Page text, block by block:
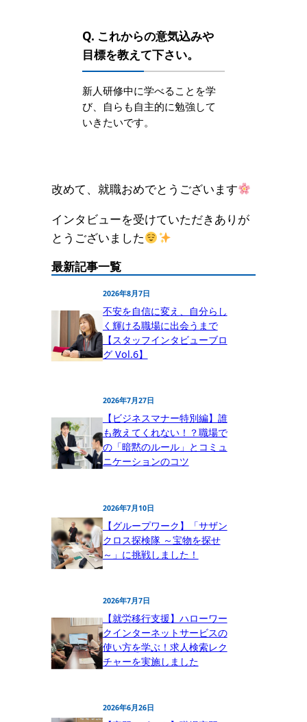
Q. これからの意気込みや
目標を教えて下さい。
新人研修中に学べることを学
び、自らも自主的に勉強して
いきたいです。
改めて、就職おめでとうございます
インタビューを受けていただきありが
とうございました
最新記事一覧
2026年8月7日
不安を自信に変え、自分らし
く輝ける職場に出会うまで
【スタッフインタビューブロ
グ Vol.6】
2026年7月27日
【ビジネスマナー特別編】誰
も教えてくれない！？職場で
の「暗黙のルール」とコミュ
ニケーションのコツ
2026年7月10日
【グループワーク】「サザン
クロス探検隊 ～宝物を探せ
～」に挑戦しました！
2026年7月7日
【就労移行支援】ハローワー
クインターネットサービスの
使い方を学ぶ！求人検索レク
チャーを実施しました
2026年6月26日